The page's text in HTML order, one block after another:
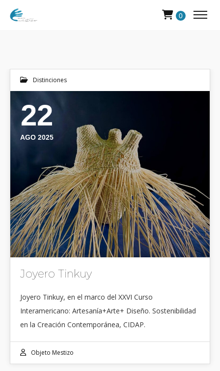
0
Distinciones
22
AGO 2025
Joyero Tinkuy
Joyero Tinkuy, en el marco del XXVI Curso
Interamericano: Artesanía+Arte+ Diseño. Sostenibilidad
en la Creación Contemporánea, CIDAP.
Objeto Mestizo